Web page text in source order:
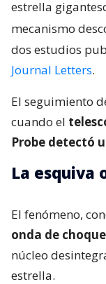
estrella
mecanismo
dos estudios
Journal Letters.
El seguimiento
cuando el
Probe detectó
La esquiva
El fenómeno,
onda de choque
núcleo
estrella.